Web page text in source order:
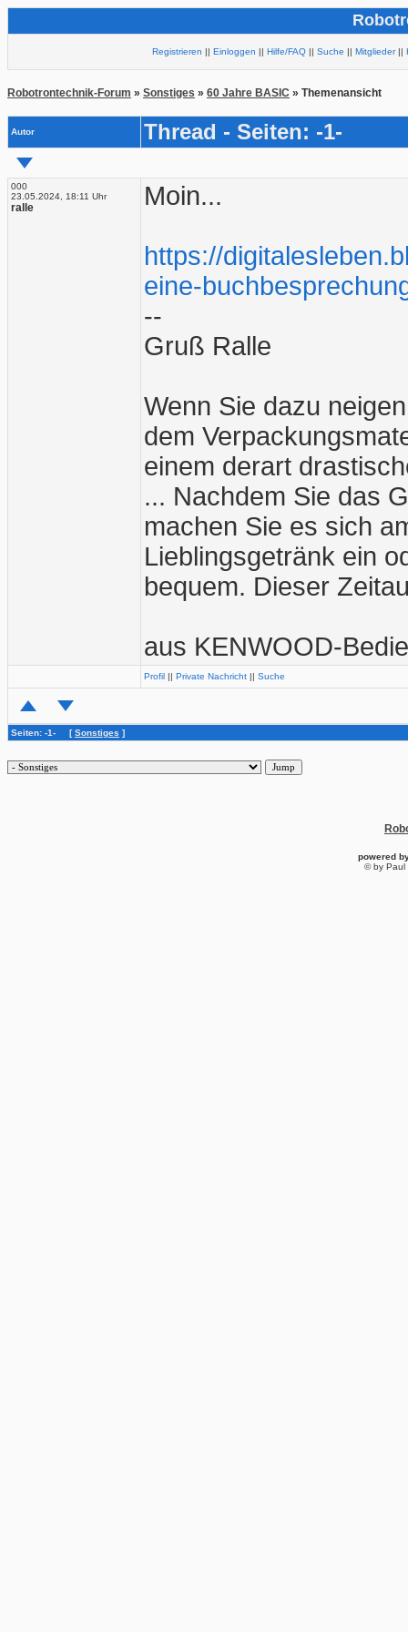
Registrieren || Einloggen || Hilfe/FAQ || Suche || Mitglieder||
Robotrontechnik-Forum » Sonstiges » 60 Jahre BASIC » Themenansicht
Autor Thread - Seiten: -1-
000
23.05.2024, 18:11 Uhr
ralle Moin...
https://
eine-
--
Gruß Ralle
Wenn Sie dazu
dem
einem derart
... Nachdem Sie das
machen Sie es sich
Lieblingsgetränk ein
bequem. Dieser
aus KENWOOD-
Profil || Private Nachricht || Suche
Seiten: -1- [Sonstiges ]
powered
© by Paul